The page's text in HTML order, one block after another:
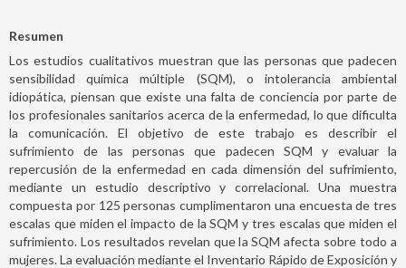
Resumen
Los estudios cualitativos muestran que las personas que padecen
sensibilidad química múltiple (SQM), o intolerancia ambiental
idiopática, piensan que existe una falta de conciencia por parte de
los profesionales sanitarios acerca de la enfermedad, lo que dificulta
la comunicación. El objetivo de este trabajo es describir el
sufrimiento de las personas que padecen SQM y evaluar la
repercusión de la enfermedad en cada dimensión del sufrimiento,
mediante un estudio descriptivo y correlacional. Una muestra
compuesta por 125 personas cumplimentaron una encuesta de tres
escalas que miden el impacto de la SQM y tres escalas que miden el
sufrimiento. Los resultados revelan que la SQM afecta sobre todo a
mujeres. La evaluación mediante el Inventario Rápido de Exposición y